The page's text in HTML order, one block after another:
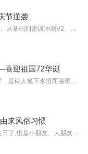
节逆袭
迎祖国72华诞
来风俗习惯